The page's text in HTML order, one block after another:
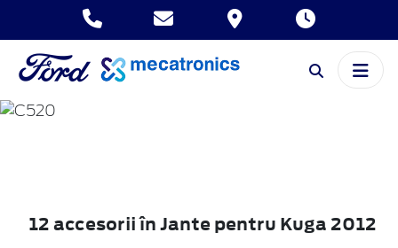
KUGA
12 accesorii în Jante pentru Kuga 2012